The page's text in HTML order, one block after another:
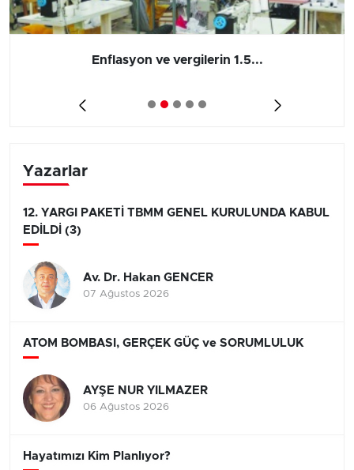
Enflasyon ve vergilerin 1.5...
Yazarlar
12. YARGI PAKETİ TBMM GENEL KURULUNDA KABUL
EDİLDİ (3)
Av. Dr. Hakan GENCER
07 Ağustos 2026
ATOM BOMBASI, GERÇEK GÜÇ ve SORUMLULUK
AYŞE NUR YILMAZER
06 Ağustos 2026
Hayatımızı Kim Planlıyor?